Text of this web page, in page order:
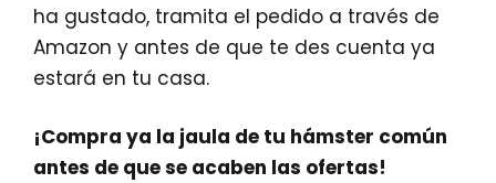
ha gustado, tramita el pedido a través de
Amazon y antes de que te des cuenta ya
estará en tu casa.
¡Compra ya la jaula de tu hámster común
antes de que se acaben las ofertas!